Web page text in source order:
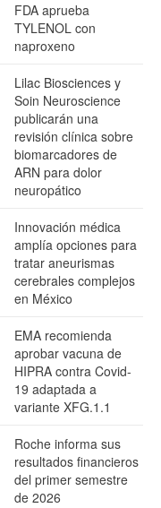
FDA aprueba
TYLENOL con
naproxeno
Lilac Biosciences y
Soin Neuroscience
publicarán una
revisión clínica sobre
biomarcadores de
ARN para dolor
neuropático
Innovación médica
amplía opciones para
tratar aneurismas
cerebrales complejos
en México
EMA recomienda
aprobar vacuna de
HIPRA contra Covid-
19 adaptada a
variante XFG.1.1
Roche informa sus
resultados financieros
del primer semestre
de 2026